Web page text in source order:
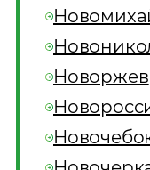
Новоржев